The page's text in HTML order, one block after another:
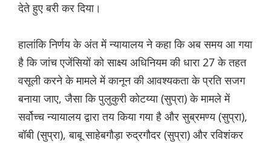
देते हुए बरी कर दिया।
हालांकि निर्णय के अंत में न्यायालय ने कहा कि अब समय आ गया
है कि जांच एजेंसियों को साक्ष्य अधिनियम की धारा 27 के तहत
वसूली करने के मामले में कानून की आवश्यकता के प्रति सजग
बनाया जाए, जैसा कि पुलुकुरी कोटय्या (सुप्रा) के मामले में
सर्वोच्च न्यायालय द्वारा तय किया गया है और सुब्रमण्य (सुप्रा),
बॉबी (सुप्रा), बाबू साहेबगौड़ा रुद्रगौदर (सुप्रा) और रविशंकर